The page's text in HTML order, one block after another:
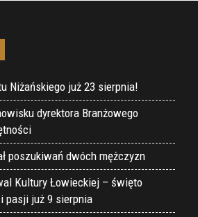
Niżańskiego już 23 sierpnia!
dyrektora Branżowego
poszukiwań dwóch mężczyzn
Kultury Łowieckiej – święto
pasji już 9 sierpnia